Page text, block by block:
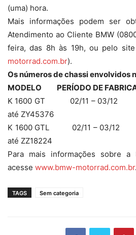
(uma) hora.
Mais informações podem ser
Atendimento ao Cliente BMW
feira, das 8h às 19h, ou pelo
motorrad.com.br).
Os números de chassi envolvidos
MODELO PERÍODO DE
K 1600 GT 02/11 –
até ZY45376
K 1600 GTL 02/11 –
até ZZ18224
Para mais informações sobre a
acesse www.bmw-motorrad.com.br.
TAGS Sem categoria